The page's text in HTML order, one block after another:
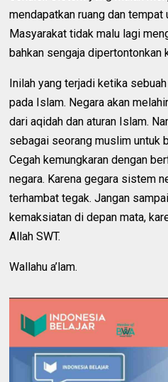
mendapatkan ruang dan tempat
Masyarakat tidak malu lagi
bahkan sengaja dipertontonkan
Inilah yang terjadi ketika
pada Islam. Negara akan
dari aqidah dan aturan Islam.
sebagai seorang muslim untuk
Cegah kemungkaran dengan
negara. Karena gegara sistem
terhambat tegak. Jangan
kemaksiatan di depan mata,
Allah SWT.
Wallahu a’lam.